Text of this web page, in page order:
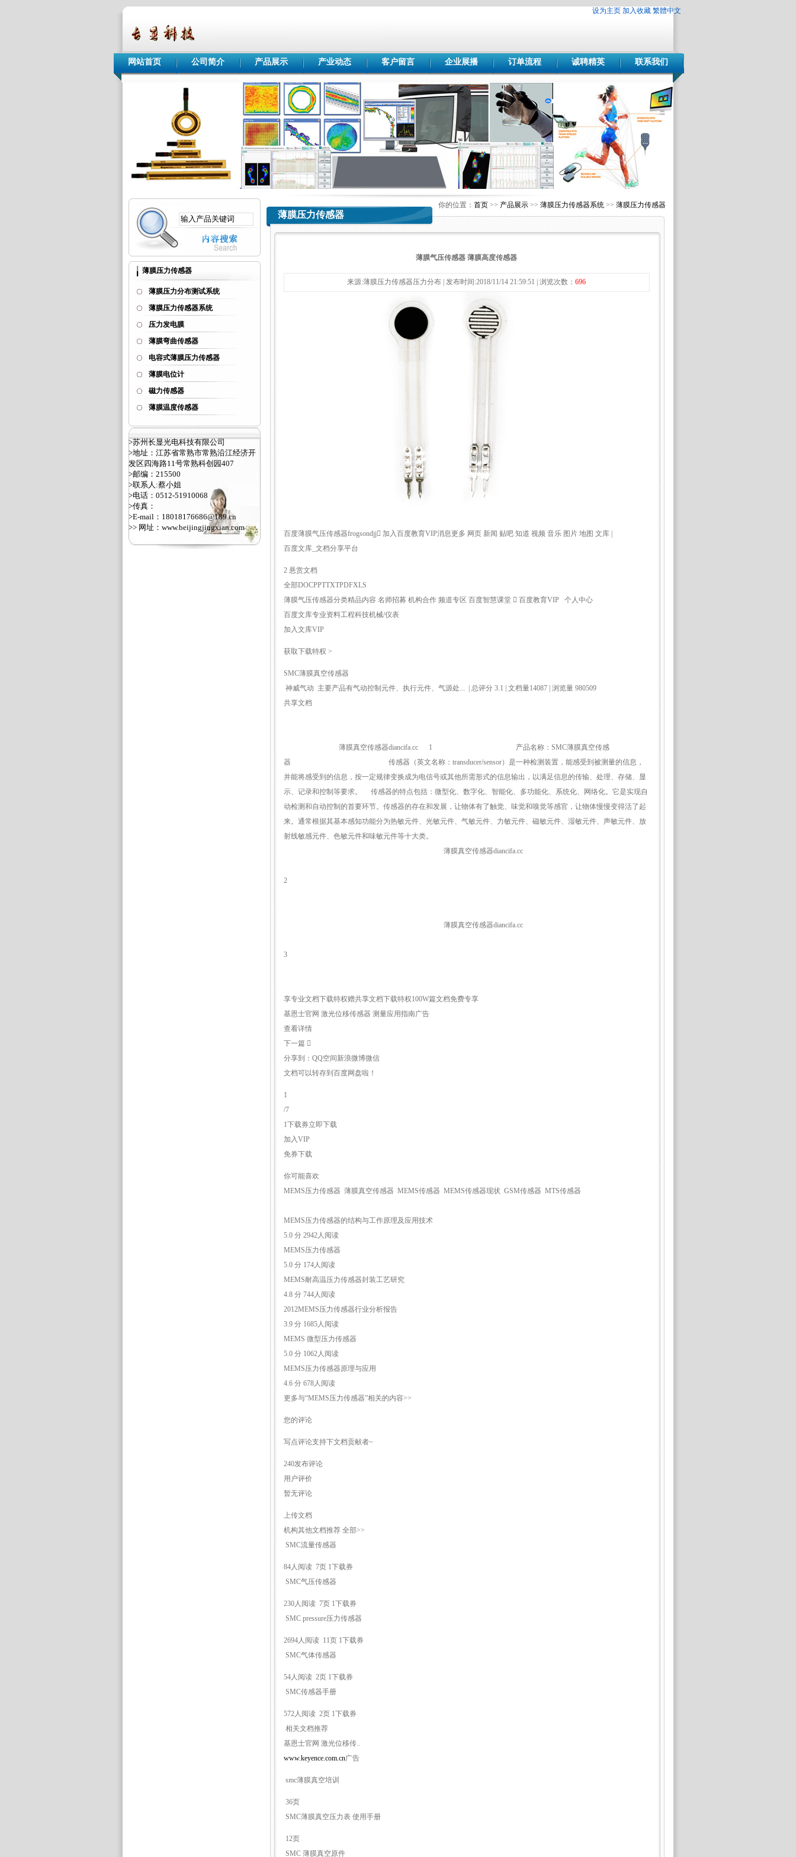
设为主页 加入收藏 繁體中文
网站首页 公司简介 产品展示 产业动态 客户留言 企业展播 订单流程 诚聘精英 联系我们
薄膜压力传感器
薄膜压力分布测试系统
薄膜压力传感器系统
压力发电膜
薄膜弯曲传感器
电容式薄膜压力传感器
薄膜电位计
磁力传感器
薄膜温度传感器
>苏州长显光电科技有限公司
>地址：江苏省常熟市常熟沿江经济开
发区四海路11号常熟科创园407
>邮编：215500
>联系人:蔡小姐
>电话：0512-51910068
>传真：
>E-mail：18018176686@189.cn
>> 网址： www.beijingjingxian.com
你的位置： 首页 >> 产品展示 >> 薄膜压力传感器系统 >> 薄膜压力传感器
薄膜压力传感器
薄膜气压传感器 薄膜高度传感器
来源:薄膜压力传感器压力分布 | 发布时间:2018/11/14 21:59:51 | 浏览次数： 696
百度薄膜气压传感器frogsondjj 加入百度教育VIP消息更多 网页 新闻 贴吧 知道 视频 音乐 图片 地图 文库 |
百度文库_文档分享平台
2 悬赏文档
全部DOCPPTTXTPDFXLS
薄膜气压传感器分类精品内容 名师招募 机构合作 频道专区 百度智慧课堂  百度教育VIP 个人中心
百度文库专业资料工程科技机械/仪表
加入文库VIP
获取下载特权 >
SMC薄膜真空传感器
神威气动 主要产品有气动控制元件、执行元件、气源处... | 总评分 3.1 | 文档量14087 | 浏览量 980509
共享文档
薄膜真空传感器diancifa.cc 1 产品名称：SMC薄膜真空传感
器 传感器（英文名称：transducer/sensor）是一种检测装置，能感受到被测量的信息，
并能将感受到的信息，按一定规律变换成为电信号或其他所需形式的信息输出，以满足信息的传输、处理、存储、显
示、记录和控制等要求。 传感器的特点包括：微型化、数字化、智能化、多功能化、系统化、网络化。它是实现自
动检测和自动控制的首要环节。传感器的存在和发展，让物体有了触觉、味觉和嗅觉等感官，让物体慢慢变得活了起
来。通常根据其基本感知功能分为热敏元件、光敏元件、气敏元件、力敏元件、磁敏元件、湿敏元件、声敏元件、放
射线敏感元件、色敏元件和味敏元件等十大类。
薄膜真空传感器diancifa.cc
2
薄膜真空传感器diancifa.cc
3
享专业文档下载特权赠共享文档下载特权100W篇文档免费专享
基恩士官网 激光位移传感器 测量应用指南广告
查看详情
下一篇 
分享到：QQ空间新浪微博微信
文档可以转存到百度网盘啦！
1
/7
1下载券立即下载
加入VIP
免券下载
你可能喜欢
MEMS压力传感器 薄膜真空传感器 MEMS传感器 MEMS传感器现状 GSM传感器 MTS传感器
MEMS压力传感器的结构与工作原理及应用技术
5.0 分 2942人阅读
MEMS压力传感器
5.0 分 174人阅读
MEMS耐高温压力传感器封装工艺研究
4.8 分 744人阅读
2012MEMS压力传感器行业分析报告
3.9 分 1685人阅读
MEMS 微型压力传感器
5.0 分 1062人阅读
MEMS压力传感器原理与应用
4.6 分 678人阅读
更多与“MEMS压力传感器”相关的内容>>
您的评论
写点评论支持下文档贡献者~
240发布评论
用户评价
暂无评论
上传文档
机构其他文档推荐 全部>>
SMC流量传感器
84人阅读 7页 1下载券
SMC气压传感器
230人阅读 7页 1下载券
SMC pressure压力传感器
2694人阅读 11页 1下载券
SMC气体传感器
54人阅读 2页 1下载券
SMC传感器手册
572人阅读 2页 1下载券
相关文档推荐
基恩士官网 激光位移传..
www.keyence.com.cn广告
smc薄膜真空培训
36页
SMC薄膜真空压力表 使用手册
12页
SMC 薄膜真空原件